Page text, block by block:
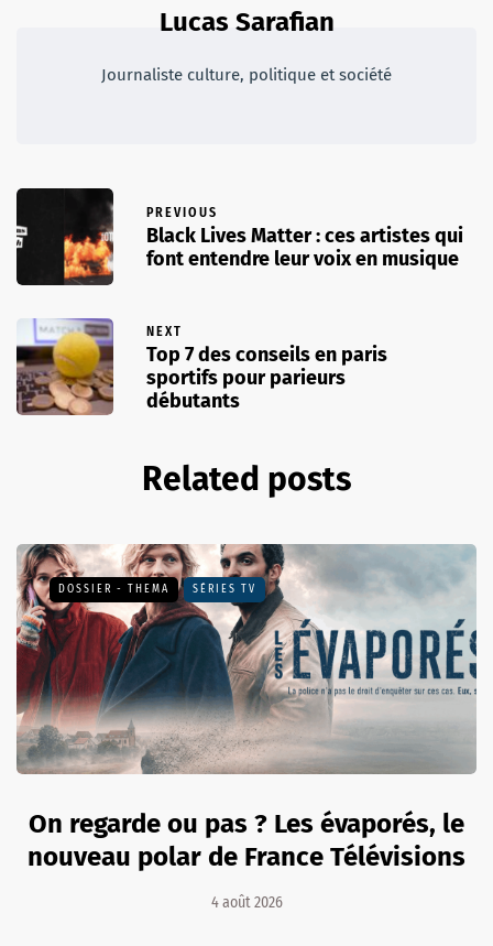
Lucas Sarafian
Journaliste culture, politique et société
PREVIOUS
Black Lives Matter : ces artistes qui
font entendre leur voix en musique
NEXT
Top 7 des conseils en paris
sportifs pour parieurs
débutants
Related posts
DOSSIER - THEMA SÉRIES TV
On regarde ou pas ? Les évaporés, le
nouveau polar de France Télévisions
4 août 2026